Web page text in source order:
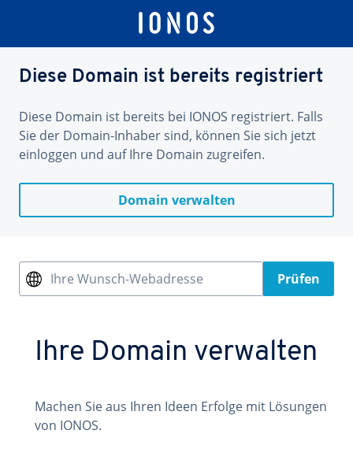
Diese Domain ist bereits registriert
Diese Domain ist bereits bei IONOS registriert. Falls
Sie der Domain-Inhaber sind, können Sie sich jetzt
einloggen und auf Ihre Domain zugreifen.
Domain verwalten
Ihre Wunsch-Webadresse Prüfen
Ihre Domain verwalten
Machen Sie aus Ihren Ideen Erfolge mit Lösungen
von IONOS.